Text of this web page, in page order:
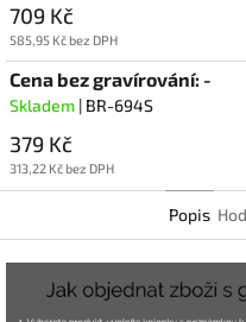
709 Kč
585,95 Kč bez DPH
Cena bez gravírování: -
Skladem | BR-694S
379 Kč
313,22 Kč bez DPH
Popis